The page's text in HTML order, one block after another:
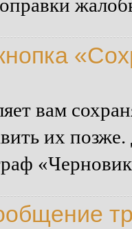
вам
их